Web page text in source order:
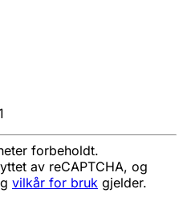
forbeholdt.
av reCAPTCHA, og
vilkår for bruk gjelder.